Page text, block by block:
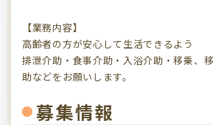
【業務内容】
高齢者の方が安心して生活できるよう
排泄介助・食事介助・入浴介助・移乗、
助などをお願いします。
募集情報